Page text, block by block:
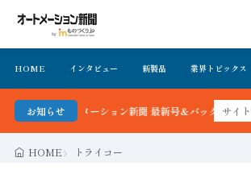
HOME インタビュー 新製品 業界トピックス
お知らせ
！オートメーション新聞 最新号＆バックナンバーを無
HOME トライコー